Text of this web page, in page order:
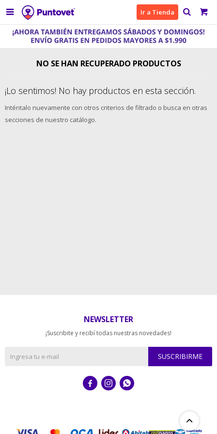
 Ir a Tienda
NO SE HAN RECUPERADO PRODUCTOS
¡Lo sentimos! No hay productos en esta sección.
Inténtalo nuevamente con otros criterios de filtrado o busca en otras
secciones de nuestro catálogo.
NEWSLETTER
¡Suscribite y recibí todas nuestras novedades!
SUSCRIBIRME
  